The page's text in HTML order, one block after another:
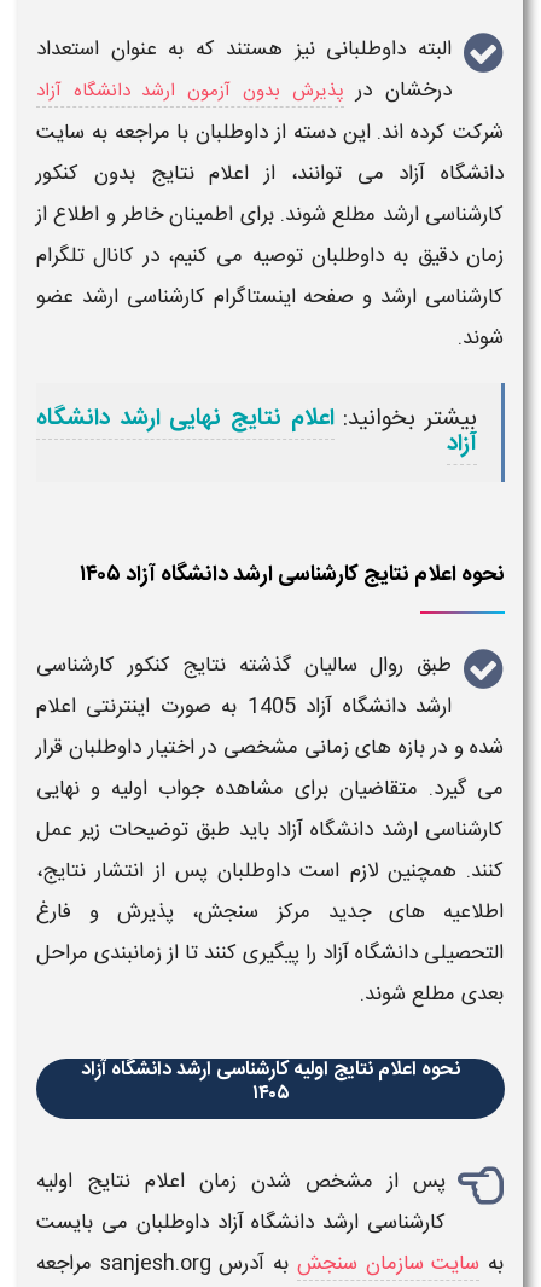
البته داوطلبانی نیز هستند که به عنوان استعداد
درخشان در پذیرش بدون آزمون ارشد دانشگاه آزاد
شرکت کرده اند. این دسته از داوطلبان با مراجعه به سایت
دانشگاه آزاد می توانند، از اعلام نتایج بدون کنکور
کارشناسی ارشد مطلع شوند.برای اطمینان خاطر و اطلاع از
زمان دقیق به داوطلبان توصیه می کنیم، در کانال تلگرام
کارشناسی ارشد و صفحه اینستاگرام کارشناسی ارشد عضو
شوند.
بیشتر بخوانید: اعلام نتایج نهایی ارشد دانشگاه
آزاد
نحوه اعلام نتایج کارشناسی ارشد دانشگاه آزاد ۱۴۰۵
طبق روال سالیان گذشته نتایج کنکور کارشناسی
ارشد دانشگاه آزاد1405 به صورت اینترنتی اعلام
شده و در بازه های زمانی مشخصی در اختیار داوطلبان قرار
می گیرد. متقاضیان برای مشاهدهجواب اولیه و نهایی
کارشناسی ارشد دانشگاه آزادباید طبق توضیحات زیر عمل
کنند. همچنین لازم است داوطلبان پس از انتشار نتایج،
اطلاعیه‌ های جدید مرکز سنجش، پذیرش و فارغ‌
التحصیلی دانشگاه آزاد را پیگیری کنند تا از زمانبندی مراحل
بعدی مطلع شوند.
نحوه اعلام نتایج اولیه کارشناسی ارشد دانشگاه آزاد
۱۴۰۵
پس از مشخص شدن زمان اعلام نتایج اولیه
کارشناسی ارشد دانشگاه آزادداوطلبان می بایست
به سایت سازمان سنجش به آدرسsanjesh.org
مراجعه